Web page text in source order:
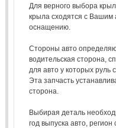
Для верного выбора
крыла сходятся с Вашим
оснащению.
Стороны авто
водительская сторона,
для авто у которых руль
Эта запчасть
сторона.
Выбирая деталь
год выпуска авто,